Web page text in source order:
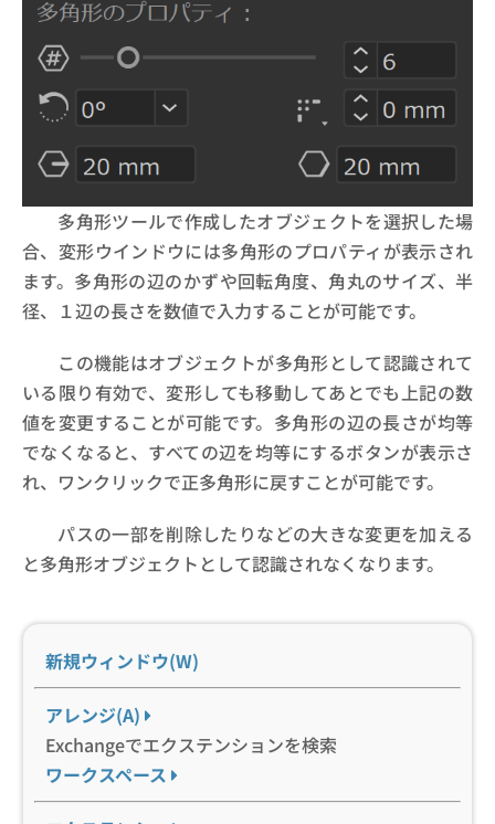
新規ウィンドウ(W)
アレンジ(A)
Exchangeでエクステンションを検索
ワークスペース
多角形ツールで作成したオブジェクトを選択した場
合、変形ウインドウには多角形のプロパティが表示され
ます。多角形の辺のかずや回転角度、角丸のサイズ、半
径、１辺の長さを数値で入力することが可能です。
この機能はオブジェクトが多角形として認識されて
いる限り有効で、変形しても移動してあとでも上記の数
値を変更することが可能です。多角形の辺の長さが均等
でなくなると、すべての辺を均等にするボタンが表示さ
れ、ワンクリックで正多角形に戻すことが可能です。
パスの一部を削除したりなどの大きな変更を加える
と多角形オブジェクトとして認識されなくなります。